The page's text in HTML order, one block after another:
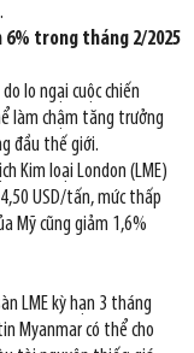
trong tháng 2/2025
lo ngại cuộc chiến
làm chậm tăng trưởng
đầu thế giới.
Kim loại London (LME)
USD/tấn, mức thấp
Mỹ cũng giảm 1,6%
LME kỳ hạn 3 tháng
Myanmar có thể cho